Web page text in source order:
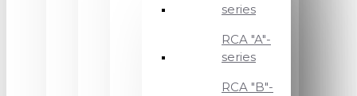
series
RCA "A"-
series
RCA "B"-